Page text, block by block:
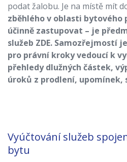
podat žalobu. Je na místě mít
zběhlého v oblasti bytového
účinně zastupovat – je
služeb ZDE. Samozřejmostí
pro právní kroky vedoucí k
přehledy dlužných částek,
úroků z prodlení, upomínek,
Vyúčtování služeb
bytu